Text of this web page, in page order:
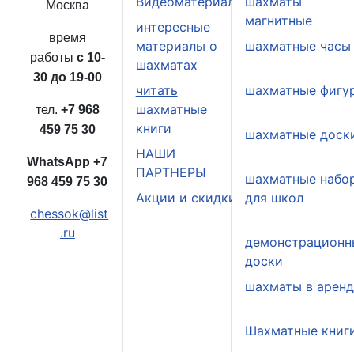
Москва
время
работы с 10-
30 до 19-00
тел. +7 968
459 75 30
WhatsApp+7
968 459 75 30
chessok@list
.ru
интересные
материалы о
шахматах
читать
шахматные
книги
НАШИ
ПАРТНЕРЫ
Акции и скидки
магнитные
шахматные часы
шахматные
шахматные
шахматные
для школ
доски
шахматы в
Шахматные